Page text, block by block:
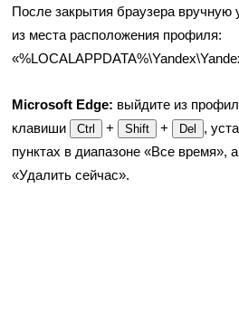
После закрытия браузера вручную
из меcта расположения профиля:
Microsoft Edge: выйдите из
клавиши
Ctrl + Shift + Del
,
пунктах в диапазоне «Все время»,
«Удалить сейчас».